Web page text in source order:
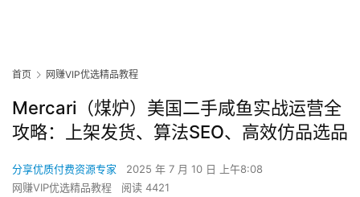
首页 网赚VIP优选精品教程
Mercari（煤炉）美国二手咸鱼实战运营全
攻略：上架发货、算法SEO、高效仿品选品
分享优质付费资源专家
2025 年 7 月 10 日 上午8:08
网赚VIP优选精品教程
阅读 4421